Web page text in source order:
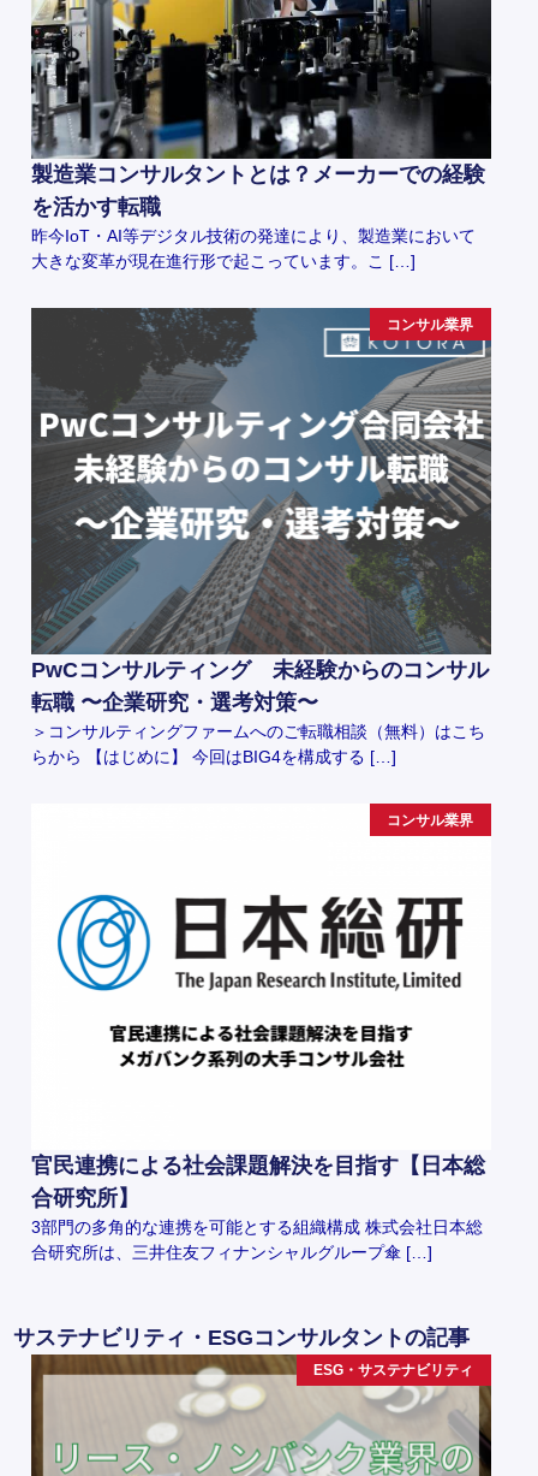
製造業コンサルタントとは？メーカーでの経験
を活かす転職
昨今IoT・AI等デジタル技術の発達により、製造業において
大きな変革が現在進行形で起こっています。こ […]
コンサル業界
PwCコンサルティング 未経験からのコンサル
転職 〜企業研究・選考対策〜
＞コンサルティングファームへのご転職相談（無料）はこち
らから 【はじめに】 今回はBIG4を構成する […]
コンサル業界
官民連携による社会課題解決を目指す【日本総
合研究所】
3部門の多角的な連携を可能とする組織構成 株式会社日本総
合研究所は、三井住友フィナンシャルグループ傘 […]
サステナビリティ・ESGコンサルタントの記事
ESG・サステナビリティ